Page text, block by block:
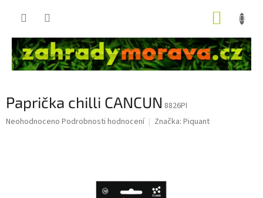
Paprička chilli CANCUN 8826PI
Průměrné
Neohodnoceno Podrobnosti hodnocení Značka: Piquant